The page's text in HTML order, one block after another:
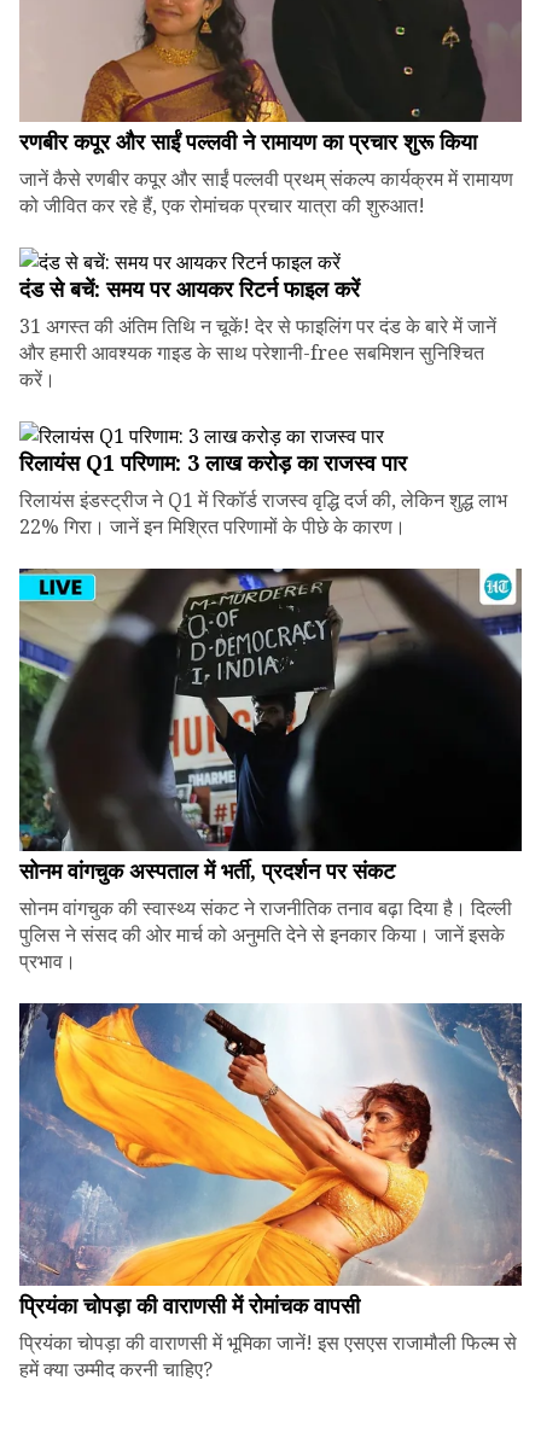
रणबीर कपूर और साईं पल्लवी ने रामायण का प्रचार शुरू किया
जानें कैसे रणबीर कपूर और साईं पल्लवी प्रथम् संकल्प कार्यक्रम में रामायण
को जीवित कर रहे हैं, एक रोमांचक प्रचार यात्रा की शुरुआत!
दंड से बचें: समय पर आयकर रिटर्न फाइल करें
31 अगस्त की अंतिम तिथि न चूकें! देर से फाइलिंग पर दंड के बारे में जानें
और हमारी आवश्यक गाइड के साथ परेशानी-free सबमिशन सुनिश्चित
करें।
रिलायंस Q1 परिणाम: ₹3 लाख करोड़ का राजस्व पार
रिलायंस इंडस्ट्रीज ने Q1 में रिकॉर्ड राजस्व वृद्धि दर्ज की, लेकिन शुद्ध लाभ
22% गिरा। जानें इन मिश्रित परिणामों के पीछे के कारण।
सोनम वांगचुक अस्पताल में भर्ती, प्रदर्शन पर संकट
सोनम वांगचुक की स्वास्थ्य संकट ने राजनीतिक तनाव बढ़ा दिया है। दिल्ली
पुलिस ने संसद की ओर मार्च को अनुमति देने से इनकार किया। जानें इसके
प्रभाव।
प्रियंका चोपड़ा की वाराणसी में रोमांचक वापसी
प्रियंका चोपड़ा की वाराणसी में भूमिका जानें! इस एसएस राजामौली फिल्म से
हमें क्या उम्मीद करनी चाहिए?